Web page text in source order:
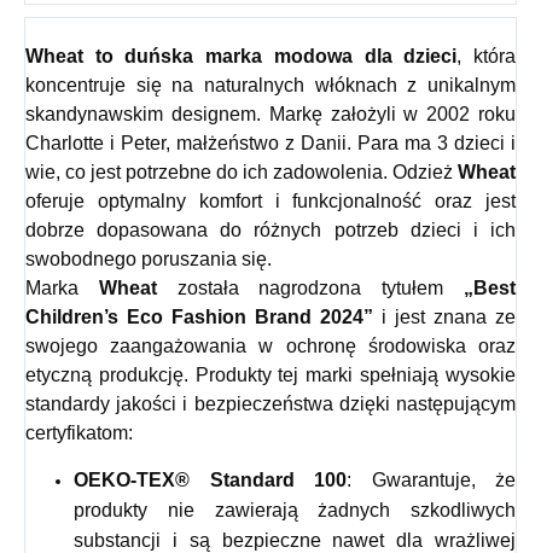
Wheat to duńska marka modowa dla dzieci, która
koncentruje się na naturalnych włóknach z unikalnym
skandynawskim designem. Markę założyli w 2002 roku
Charlotte i Peter, małżeństwo z Danii. Para ma 3 dzieci i
wie, co jest potrzebne do ich zadowolenia. Odzież Wheat
oferuje optymalny komfort i funkcjonalność oraz jest
dobrze dopasowana do różnych potrzeb dzieci i ich
swobodnego poruszania się.
Marka Wheatzostała nagrodzona tytułem „Best
Children’s Eco Fashion Brand 2024” i jest znana ze
swojego zaangażowania w ochronę środowiska oraz
etyczną produkcję. Produkty tej marki spełniają wysokie
standardy jakości i bezpieczeństwa dzięki następującym
certyfikatom:
OEKO-TEX® Standard 100: Gwarantuje, że
produkty nie zawierają żadnych szkodliwych
substancji i są bezpieczne nawet dla wrażliwej